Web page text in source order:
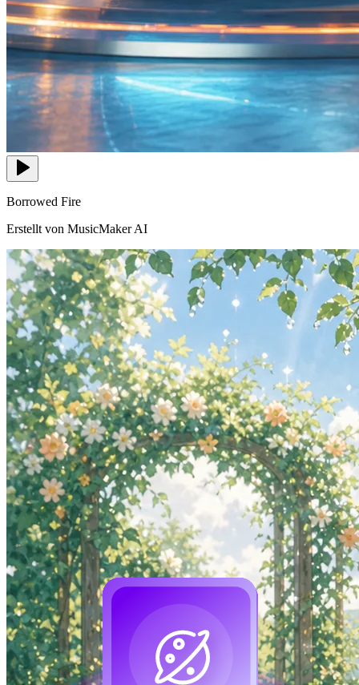
Borrowed Fire
Erstellt von MusicMaker AI